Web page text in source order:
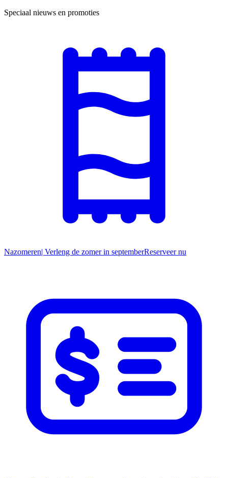
Speciaal nieuws en promoties
Nazomeren| Verleng de zomer in septemberReserveer nu